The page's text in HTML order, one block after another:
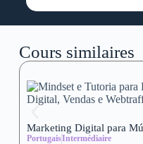
Cours similaires
Marketing Digital para
PortugaisIntermédiaire